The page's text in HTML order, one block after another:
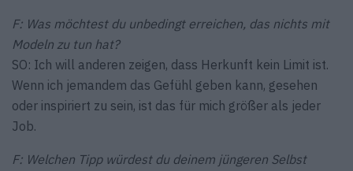
F: Was möchtest du unbedingt erreichen, das nichts mit
Modeln zu tun hat?
SO: Ich will anderen zeigen, dass Herkunft kein Limit ist.
Wenn ich jemandem das Gefühl geben kann, gesehen
oder inspiriert zu sein, ist das für mich größer als jeder
Job.
F: Welchen Tipp würdest du deinem jüngeren Selbst